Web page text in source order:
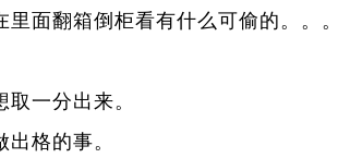
面翻箱倒柜看有什么可偷的。。。
一分出来。
格的事。